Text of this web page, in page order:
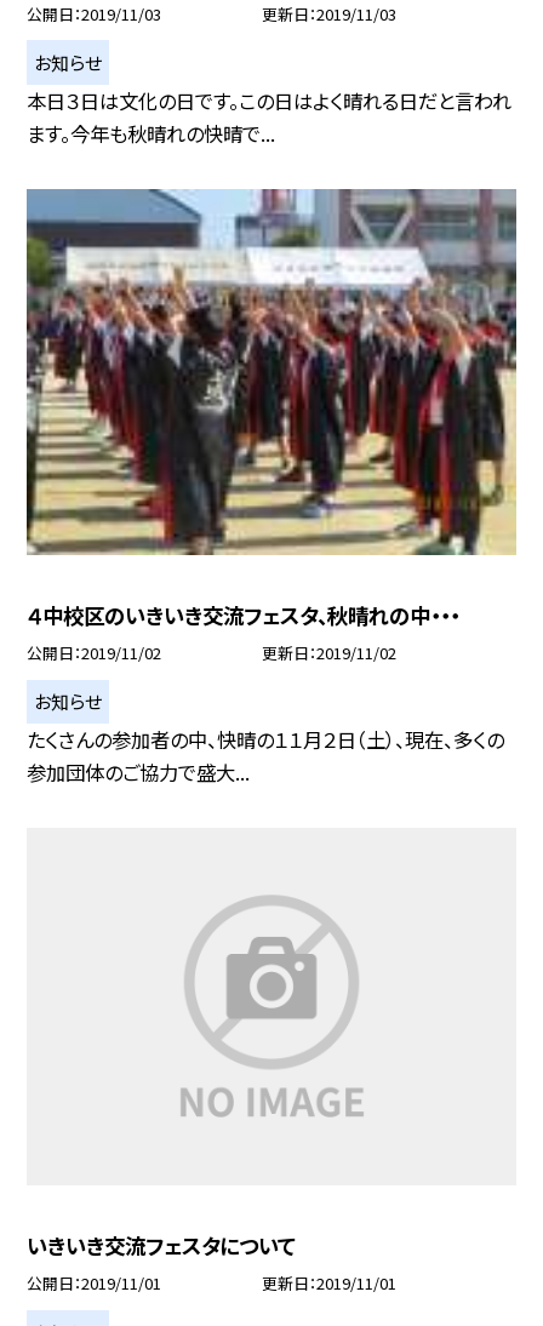
公開日 2019/11/03 更新日 2019/11/03
お知らせ
本日３日は文化の日です。この日はよく晴れる日だと言われ
ます。今年も秋晴れの快晴で...
４中校区のいきいき交流フェスタ、秋晴れの中・・・
公開日 2019/11/02 更新日 2019/11/02
お知らせ
たくさんの参加者の中、快晴の１１月２日（土）、現在、多くの
参加団体のご協力で盛大...
いきいき交流フェスタについて
公開日 2019/11/01 更新日 2019/11/01